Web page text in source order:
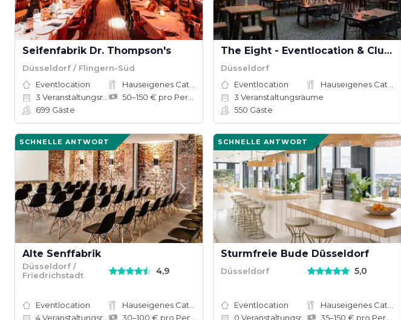
Seifenfabrik Dr. Thompson's
Düsseldorf / Flingern-Süd
Eventlocation
3 Veranstaltungsräume
699 Gäste
The Eight - Eventlocation & Club in Düsseldorf
Düsseldorf
Eventlocation
3 Veranstaltungsräume
550 Gäste
SCHNELLE ANTWORT
Alte Senffabrik
Düsseldorf /
Friedrichstadt
4,9
Eventlocation
4Veranstaltungsräume
SCHNELLE ANTWORT
Sturmfreie Bude Düsseldorf
Düsseldorf 5,0
Eventlocation
0 Veranstaltungsräume